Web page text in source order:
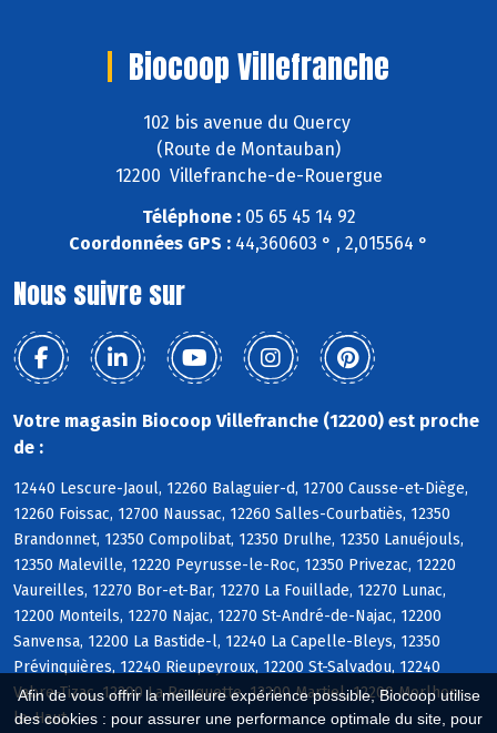
Afin de vous offrir la meilleure expérience possible, Biocoop utilise
des cookies : pour assurer une performance optimale du site, pour
Biocoop Villefranche
102 bis avenue du Quercy
(Route de Montauban)
12200 Villefranche-de-Rouergue
Téléphone :05 65 45 14 92
Coordonnées GPS : 44,360603 ° , 2,015564 °
Nous suivre sur
Votre magasin Biocoop Villefranche (12200) est proche
de :
12440 Lescure-Jaoul, 12260 Balaguier-d, 12700 Causse-et-Diège,
12260 Foissac, 12700 Naussac, 12260 Salles-Courbatiès, 12350
Brandonnet, 12350 Compolibat, 12350 Drulhe, 12350 Lanuéjouls,
12350 Maleville, 12220 Peyrusse-le-Roc, 12350 Privezac, 12220
Vaureilles, 12270 Bor-et-Bar, 12270 La Fouillade, 12270 Lunac,
12200 Monteils, 12270 Najac, 12270 St-André-de-Najac, 12200
Sanvensa, 12200 La Bastide-l, 12240 La Capelle-Bleys, 12350
Prévinquières, 12240 Rieupeyroux, 12200 St-Salvadou, 12240
Vabre-Tizac, 12200 La Rouquette, 12200 Martiel, 12200 Morlhon-
le-Haut